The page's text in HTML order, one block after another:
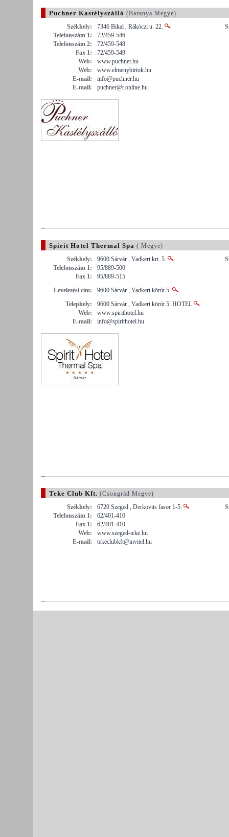
Puchner Kastélyszálló (Baranya Megye)
Székhely:
7346 Bikal , Rákóczi u. 22.
Telefonszám 1:
72/459-546
Telefonszám 2:
72/459-548
Fax 1:
72/459-549
Web:
www.puchner.hu
Web:
www.elmenybirtok.hu
E-mail:
info@puchner.hu
E-mail:
puchner@t.online.hu
Spirit Hotel Thermal Spa ( Megye)
Székhely:
9600 Sárvár , Vadkert krt. 5.
Telefonszám 1:
95/889-500
Fax 1:
95/889-515
Levelezési cím:
9600 Sárvár , Vadkert körút 5.
Telephely:
9600 Sárvár , Vadkert körút 5. HOTEL
Web:
www.spirithotel.hu
E-mail:
info@spirithotel.hu
Teke Club Kft. (Csongrád Megye)
Székhely:
6720 Szeged , Derkovits fasor 1-5.
Telefonszám 1:
62/401-410
Fax 1:
62/401-410
Web:
www.szeged-teke.hu
E-mail:
tekeclubkft@invitel.hu